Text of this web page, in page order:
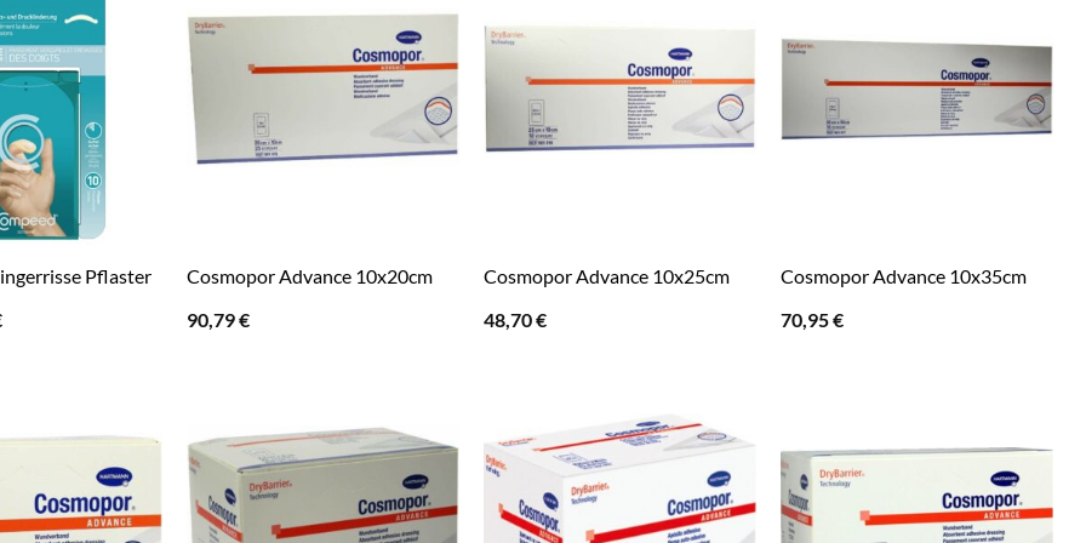
Pflaster
Aktueller
Cosmopor Advance 10x20cm
90,79€
Cosmopor Advance 10x25cm
48,70€
Cosmopor Advance 10x35cm
70,95€